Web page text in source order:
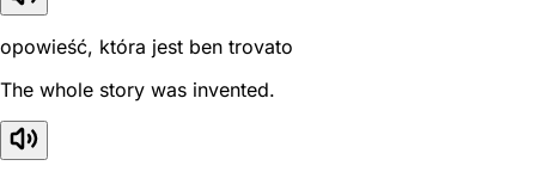
opowieść, która jest ben trovato
The whole story was invented.